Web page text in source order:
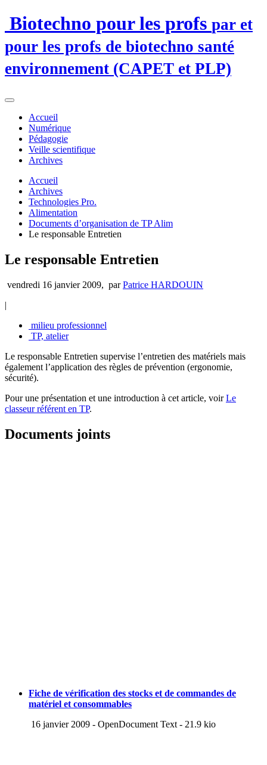
Biotechno pour les profs par et
pour les profs de biotechno santé
environnement (CAPET et PLP)
Accueil
Numérique
Pédagogie
Veille scientifique
Archives
Accueil
Archives
Technologies Pro.
Alimentation
Documents d’organisation de TP Alim
Le responsable Entretien
Le responsable Entretien
vendredi 16 janvier 2009, parPatrice HARDOUIN
|
milieu professionnel
TP, atelier
Le responsable Entretien supervise l’entretien des matériels mais
également l’application des règles de prévention (ergonomie,
sécurité).
Pour une présentation et une introduction à cet article, voirLe
classeur référent en TP.
Documents joints
Fiche de vérification des stocks et de commandes de
matériel et consommables
16 janvier 2009 - OpenDocument Text - 21.9 kio